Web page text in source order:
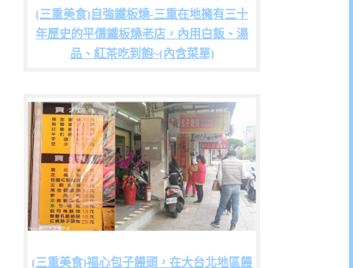
(三重美食)自強鐵板燒-三重在地擁有三十
年歷史的平價鐵板燒老店，內用白飯、湯
品、紅茶吃到飽~(內含菜單)
(三重美食)福心包子饅頭，在大台北地區饅